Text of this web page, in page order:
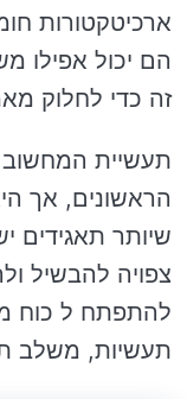
ארכיטקטורות
הם יכול אפילו
זה כדי לחלוק
תעשיית המחשוב
הראשונים, אך
שיותר תאגידים
צפויה להבשיל
להתפתח ל כוח
תעשיות, משלב